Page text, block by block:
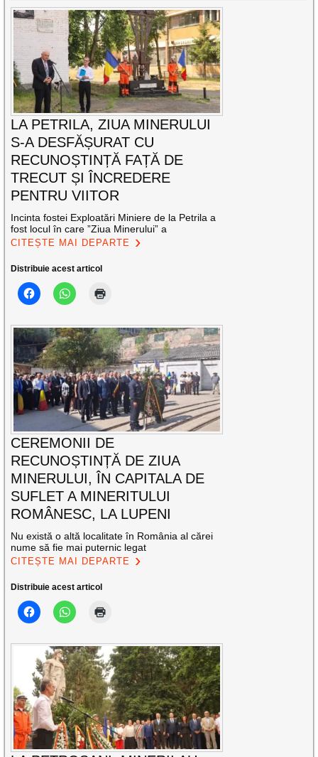
LA PETRILA, ZIUA MINERULUI
S-A DESFĂȘURAT CU
RECUNOȘTINȚĂ FAȚĂ DE
TRECUT ȘI ÎNCREDERE
PENTRU VIITOR
Incinta fostei Exploatări Miniere de la Petrila a
fost locul în care ”Ziua Minerului” a
CITEȘTE MAI DEPARTE
Distribuie acest articol
CEREMONII DE
RECUNOȘTINȚĂ DE ZIUA
MINERULUI, ÎN CAPITALA DE
SUFLET A MINERITULUI
ROMÂNESC, LA LUPENI
Nu există o altă localitate în România al cărei
nume să fie mai puternic legat
CITEȘTE MAI DEPARTE
Distribuie acest articol